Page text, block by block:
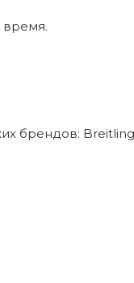
брендов: